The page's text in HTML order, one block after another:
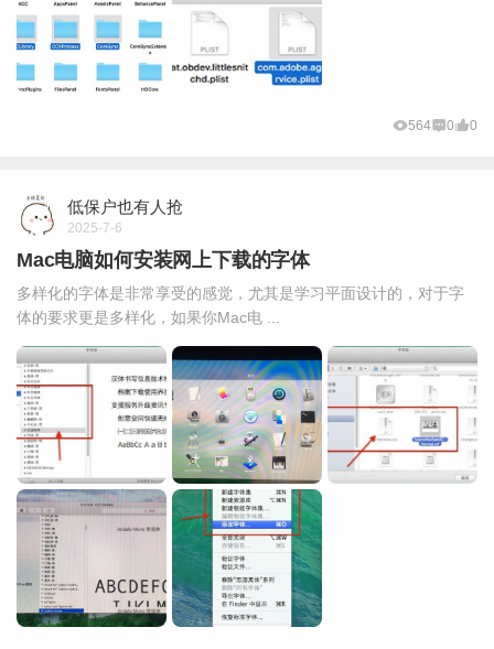
564 0 0
低保户也有人抢
2025-7-6
Mac电脑如何安装网上下载的字体
多样化的字体是非常享受的感觉，尤其是学习平面设计的，对于字
体的要求更是多样化，如果你Mac电 ...